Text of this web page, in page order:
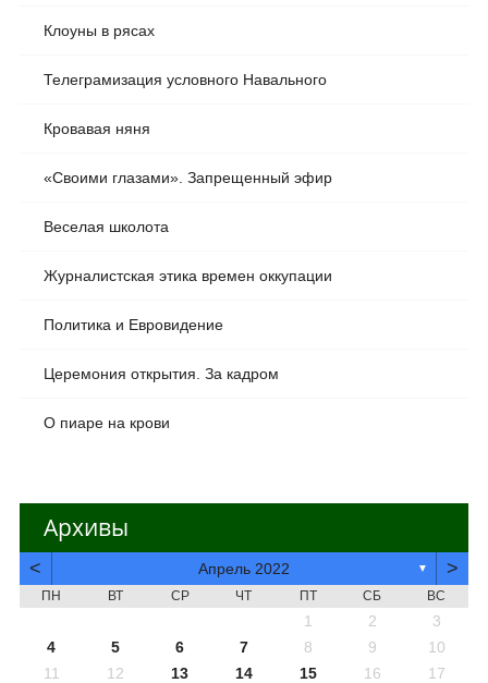
Клоуны в рясах
Телеграмизация условного Навального
Кровавая няня
«Своими глазами». Запрещенный эфир
Веселая школота
Журналистская этика времен оккупации
Политика и Евровидение
Церемония открытия. За кадром
О пиаре на крови
Архивы
< Апрель 2022 ▼ >
ПН ВТ СР ЧТ ПТ СБ ВС
1 2
3
4
5 6 7 8 9
10
11
12 13 14 15 16
17